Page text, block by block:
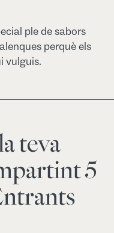
ple de sabors
perquè els
vulguis.
teva
5